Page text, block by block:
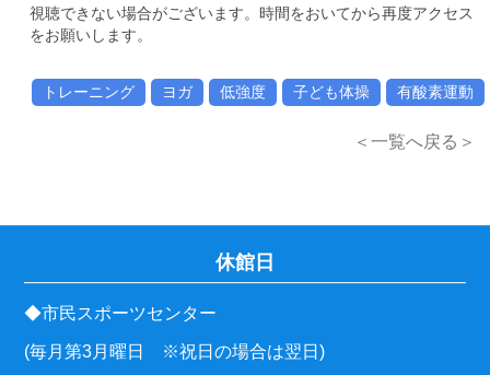
視聴できない場合がございます。時間をおいてから再度アクセス
をお願いします。
トレーニング ヨガ 低強度 子ども体操 有酸素運動
＜一覧へ戻る＞
休館日
◆市民スポーツセンター
(毎月第3月曜日 ※祝日の場合は翌日)